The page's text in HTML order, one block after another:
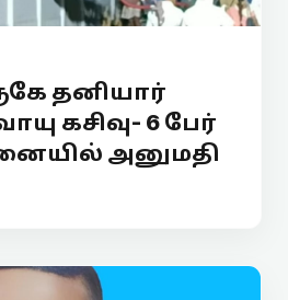
தனியார்
கசிவு- 6 பேர்
அனுமதி